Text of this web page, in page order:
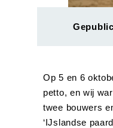
Op 5 en 6
petto, en wij
twee bouwers
‘IJslandse